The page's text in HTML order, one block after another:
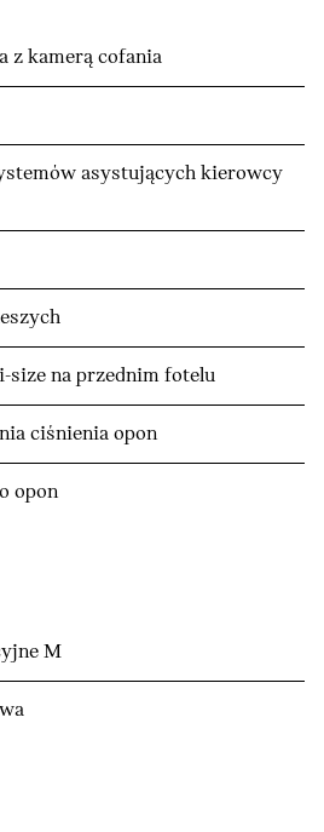
z kamerą cofania
asystujących kierowcy
size na przednim fotelu
ciśnienia opon
opon
M